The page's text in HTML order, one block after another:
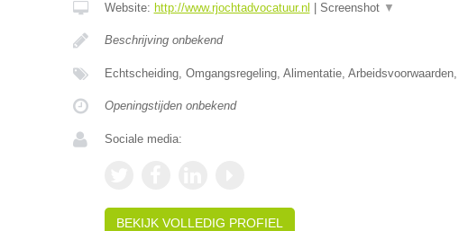
Website: http://www.rjochtadvocatuur.nl Screenshot ▼
Beschrijving onbekend
Echtscheiding, Omgangsregeling, Alimentatie,
Openingstijden onbekend
Sociale media:
BEKIJK VOLLEDIG PROFIEL